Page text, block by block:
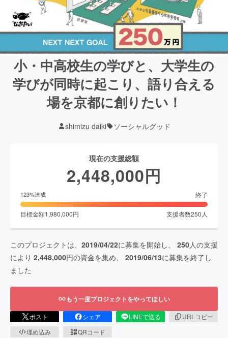
小・中高校生の学びと、大学生の
学びが同時に起こり、語り合える
場を京都に創りたい！
shimizu daiki ソーシャルグッド
現在の支援総額
2,448,000円
123%達成 終了
目標金額1,980,000円 支援者数250 人
このプロジェクトは、 2019/04/22に募集を開始し、 250人の支援
により 2,448,000円の資金を集め、 2019/06/13に募集を終了し
ました
もう一度プロジェクトをやってほしい
ポスト シェア LINEで送る
URLコピー
埋め込み
QRコード